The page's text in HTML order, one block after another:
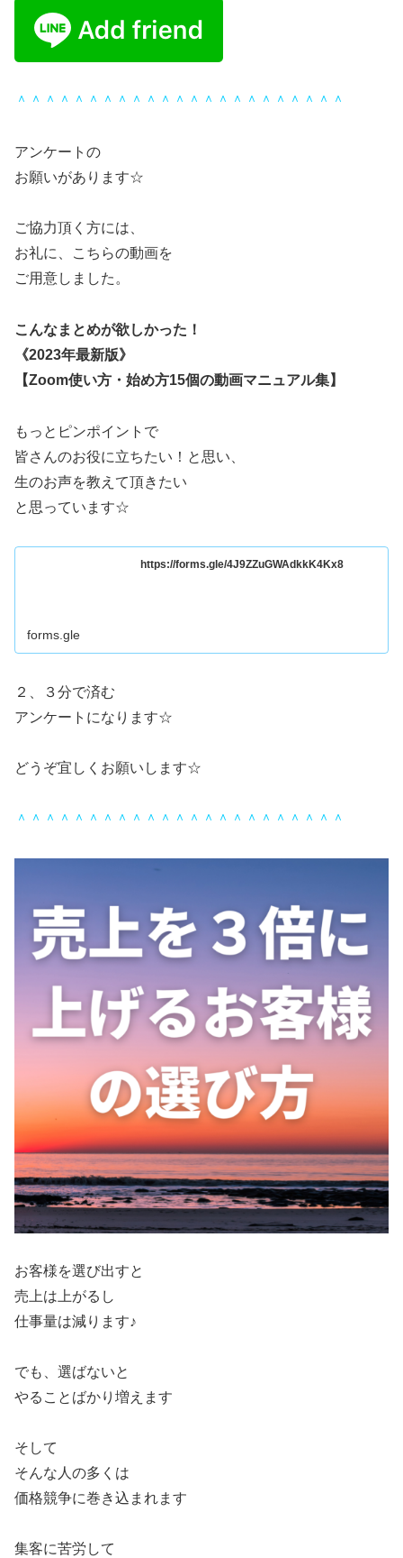
＾＾＾＾＾＾＾＾＾＾＾＾＾＾＾＾＾＾＾＾＾＾＾
アンケートの
お願いがあります☆
ご協力頂く方には、
お礼に、こちらの動画を
ご用意しました。
こんなまとめが欲しかった！
《2023年最新版》
【Zoom使い方・始め方15個の動画マニュアル集】
もっとピンポイントで
皆さんのお役に立ちたい！と思い、
生のお声を教えて頂きたい
と思っています☆
https://forms.gle/4J9ZZuGWAdkkK4Kx8
forms.gle
２、３分で済む
アンケートになります☆
どうぞ宜しくお願いします☆
＾＾＾＾＾＾＾＾＾＾＾＾＾＾＾＾＾＾＾＾＾＾＾
お客様を選び出すと
売上は上がるしㅤ
仕事量は減ります♪
でも、選ばないと
やることばかり増えます
そして
そんな人の多くは
価格競争に巻き込まれます
集客に苦労して